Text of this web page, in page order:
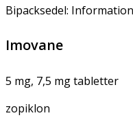
Bipacksedel:
Imovane
5 mg, 7,5 mg tabletter
zopiklon